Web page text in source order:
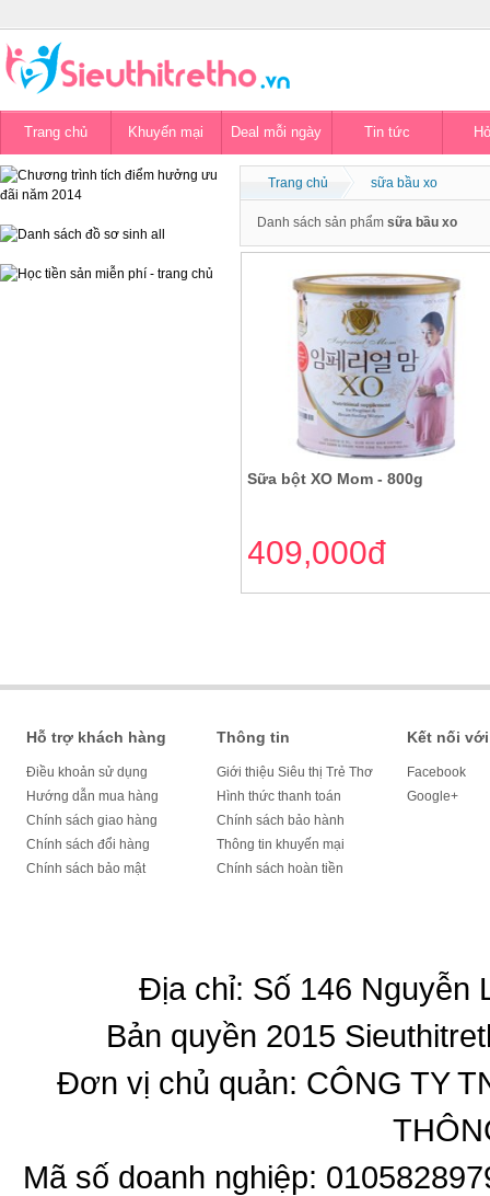
Trang chủ Khuyến mại Deal mỗi ngày Tin tức
Trang chủ sữa bầu xo
Danh sách sản phẩm sữa bầu xo
Sữa bột XO Mom - 800g
409,000đ
Hỗ trợ khách hàng
Điều khoản sử dụng
Hướng dẫn mua hàng
Chính sách giao hàng
Chính sách đổi hàng
Chính sách bảo mật
Thông tin
Giới thiệu Siêu thị Trẻ Thơ
Hình thức thanh toán
Chính sách bảo hành
Thông tin khuyến mại
Chính sách hoàn tiền
Kết nối
Facebook
Google+
Địa chỉ: Số 146 Nguyễn
Bản quyền 2015
Đơn vị chủ quản: CÔNG TY
Mã số doanh nghiệp: